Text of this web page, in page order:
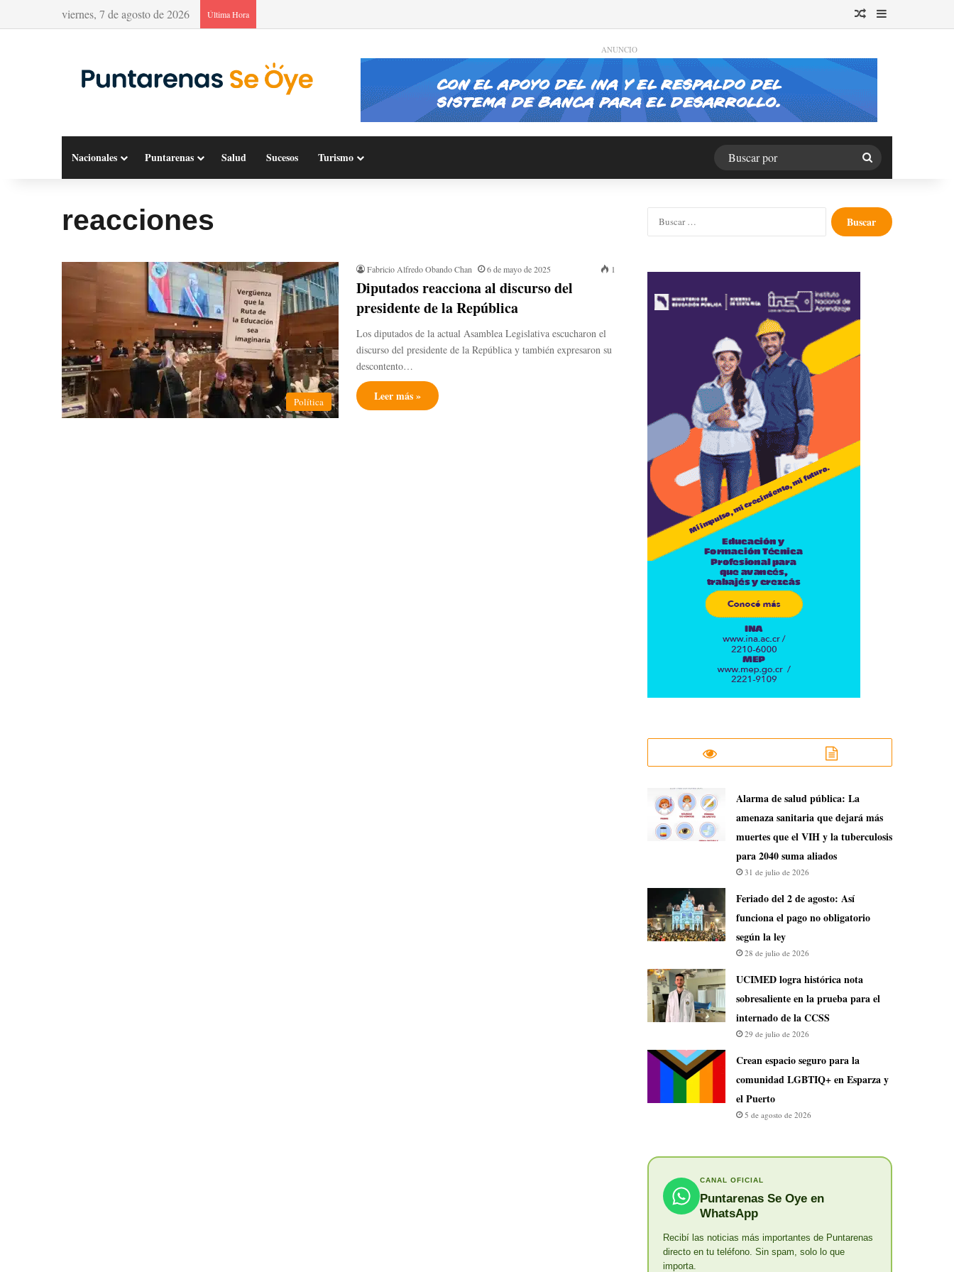
viernes, 7 de agosto de 2026 Última Hora Publicación al azar
Barra lateral
ANUNCIO
Nacionales Puntarenas Salud Sucesos Turismo
Buscar
por
reacciones
Política
Fabricio Alfredo Obando Chan 6 de mayo de 2025 1
Diputados reacciona al discurso del
presidente de la República
Los diputados de la actual Asamblea Legislativa escucharon el
discurso del presidente de la República y también expresaron su
descontento…
Leer más »
Buscar:
​Alarma de salud pública: La
amenaza sanitaria que dejará más
muertes que el VIH y la tuberculosis
para 2040 suma aliados
31 de julio de 2026
Feriado del 2 de agosto: Así
funciona el pago no obligatorio
según la ley
28 de julio de 2026
UCIMED logra histórica nota
sobresaliente en la prueba para el
internado de la CCSS
29 de julio de 2026
Crean espacio seguro para la
comunidad LGBTIQ+ en Esparza y
el Puerto
5 de agosto de 2026
CANAL OFICIAL
Puntarenas Se Oye en
WhatsApp
Recibí las noticias más importantes de Puntarenas
directo en tu teléfono. Sin spam, solo lo que
importa.